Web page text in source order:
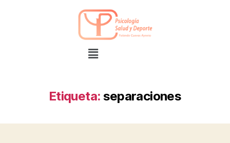
Etiqueta: separaciones